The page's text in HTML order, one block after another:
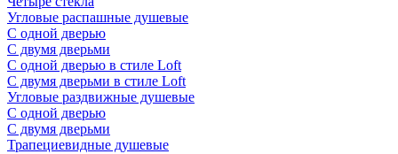
Угловые распашные душевые
С одной дверью
С двумя дверьми
С одной дверью в стиле Loft
С двумя дверьми в стиле Loft
Угловые раздвижные душевые
С одной дверью
С двумя дверьми
Трапециевидные душевые